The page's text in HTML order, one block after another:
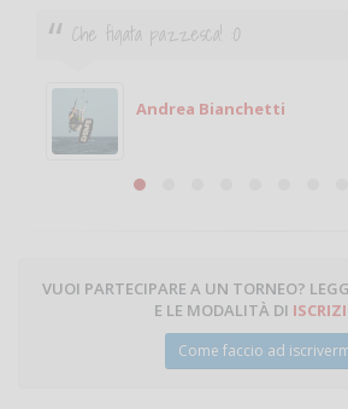
Ciao. Sono a Treviglio da poco e vorrei
giocare. Se sei in zona e puoi giocare
Michele
Michele Miglionico
VUOI PARTECIPARE A UN TORNEO?
E LE MODALITÀ DI
Come faccio ad